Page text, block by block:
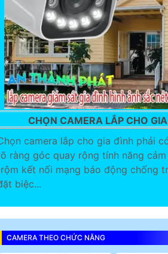
CHỌN CAMERA LẮP CHO
camera lắp cho gia đình phải
ràng góc quay rộng tính năng
kết nối mạng báo động chống
biệc...
CAMERA THEO CHỨC NĂNG